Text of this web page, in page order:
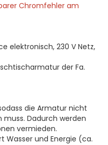
Chromfehler am
elektronisch, 230 V Netz,
der Fa.
die Armatur nicht
Dadurch werden
vermieden.
Wasser und Energie (ca.